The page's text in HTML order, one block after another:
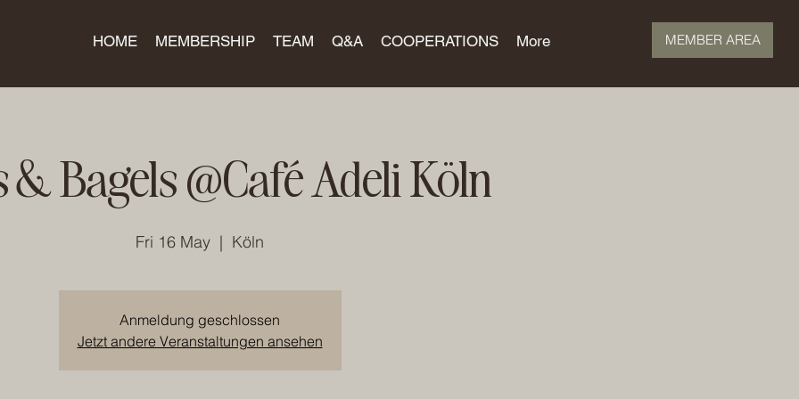
MEMBER AREA
HOME MEMBERSHIP TEAM Q&A COOPERATIONS More
& Bagels @Café Adeli Köln
Fri 16 May
  |
Köln
Anmeldung geschlossen
Jetzt andere Veranstaltungen ansehen